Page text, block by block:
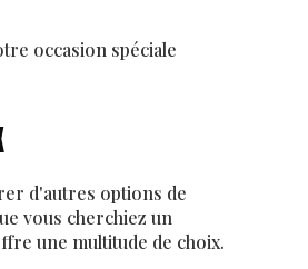
occasion spéciale
d'autres options de
vous cherchiez un
une multitude de choix.